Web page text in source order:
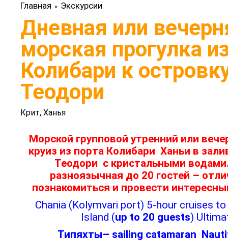
Главная » Экскурсии
Дневная или
морская прогулка
Колибари к
Теодори
Крит, Ханья
Морской групповой утренний или
круиз из порта Колибари Ханьи в
Теодори с кристальными
разноязычная до 20 гостей –
познакомиться и провести
Chania (Kolymvari port) 5-hour cruises
Island (up to 20 guests)
Типяхты– sailing catamaran